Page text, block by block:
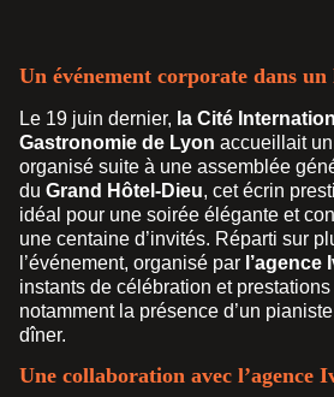
Un événement corporate dans un
Le 19 juin dernier, la Cité
Gastronomie de Lyon accueillait
organisé suite à une assemblée
du Grand Hôtel-Dieu, cet écrin
idéal pour une soirée élégante et
une centaine d’invités. Réparti sur
l’événement, organisé par l’agence
instants de célébration et
notamment la présence d’un
dîner.
Une collaboration avec l’agence